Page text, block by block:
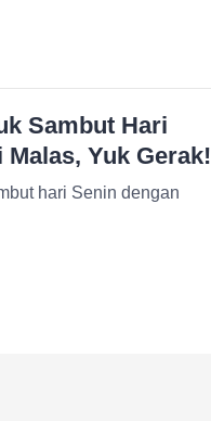
Sambut Hari
Yuk Gerak!
hari Senin dengan